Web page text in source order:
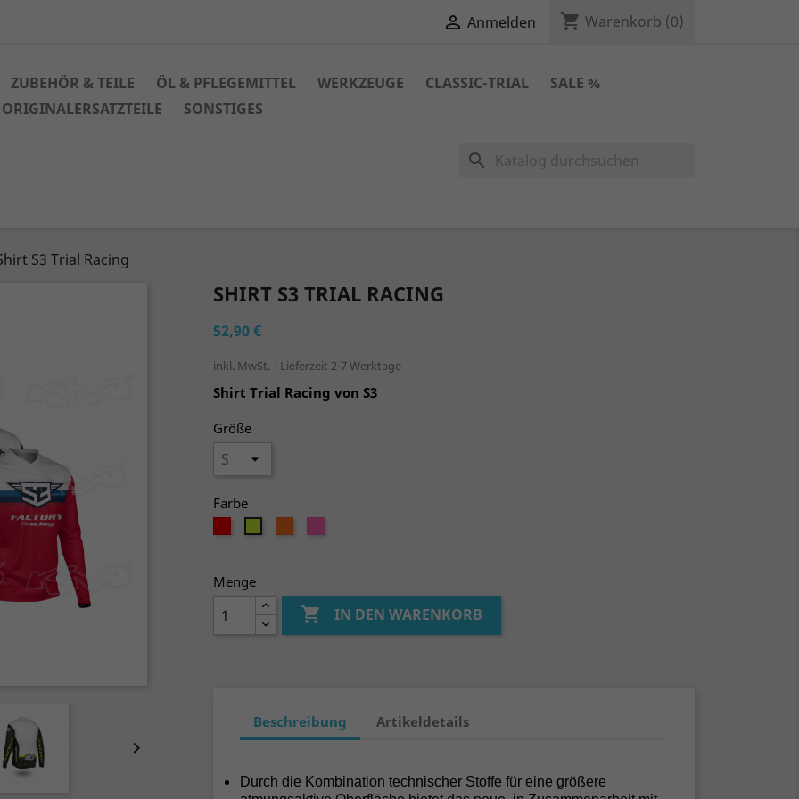
 Anmelden shopping_cart Warenkorb (0)
ZUBEHÖR & TEILE ÖL & PFLEGEMITTEL WERKZEUGE CLASSIC-TRIAL
SALE %
ORIGINALERSATZTEILE
SONSTIGES
search
S3 Trial Racing

SHIRT S3 TRIAL RACING
52,90 €
inkl. MwSt. Lieferzeit 2-7 Werktage
Shirt Trial Racing von S3
Größe
Farbe
Menge
 IN DEN WARENKORB
Beschreibung Artikeldetails
Durch die Kombination technischer Stoffe für eine größere